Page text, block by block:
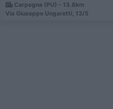
Carpegna (PU) - 13.8km
Via Giuseppe Ungaretti, 13/5